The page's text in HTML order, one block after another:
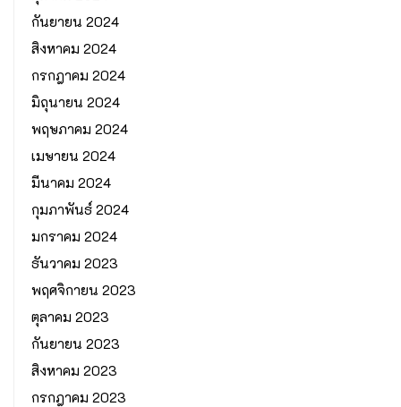
กันยายน 2024
สิงหาคม 2024
กรกฎาคม 2024
มิถุนายน 2024
พฤษภาคม 2024
เมษายน 2024
มีนาคม 2024
กุมภาพันธ์ 2024
มกราคม 2024
ธันวาคม 2023
พฤศจิกายน 2023
ตุลาคม 2023
กันยายน 2023
สิงหาคม 2023
กรกฎาคม 2023